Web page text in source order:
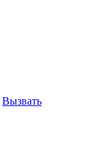
Вызвать